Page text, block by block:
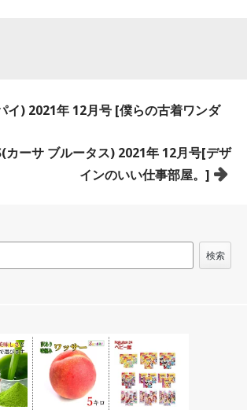
イ) 2021年 12月号 [僕らの古着ワンダ
カーサ ブルータス) 2021年 12月号[デザ
インのいい仕事部屋。]
検索